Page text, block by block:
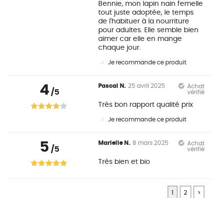
Bennie, mon lapin nain femelle
tout juste adoptée, le temps
de l'habituer à la nourriture
pour adultes. Elle semble bien
aimer car elle en mange
chaque jour.
Je recommande ce produit
4/5
Pascal N. 25 avril 2025
Achat
vérifié
Très bon rapport qualité prix
Je recommande ce produit
5 /5
Marielle N. 8 mars 2025
Achat
vérifié
Très bien et bio
1 2 >